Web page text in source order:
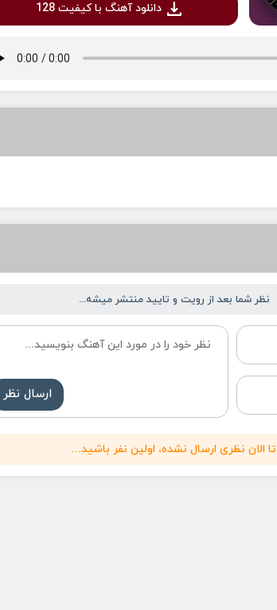
دانلود آهنگ با کیفیت 128
نظر شما بعد از رویت و تایید منتشر میشه...
ارسال نظر
تا الان نظری ارسال نشده، اولین نفر باشید...